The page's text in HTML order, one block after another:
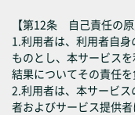
【第12条 自己責任の原
1.利用者は、利用者自
ものとし、本サービス
結果についてその責任を
2.利用者は、本サービ
者およびサービス提供